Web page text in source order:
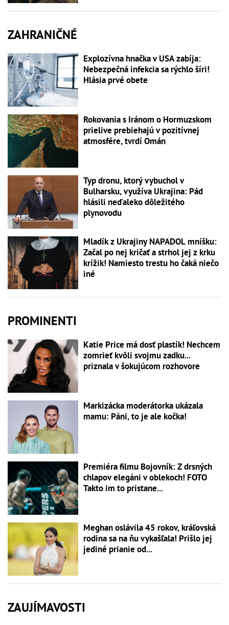
ZAHRANIČNÉ
Explozívna hnačka v USA zabíja:
Nebezpečná infekcia sa rýchlo šíri!
Hlásia prvé obete
Rokovania s Iránom o Hormuzskom
prielive prebiehajú v pozitívnej
atmosfére, tvrdí Omán
Typ dronu, ktorý vybuchol v
Bulharsku, využíva Ukrajina: Pád
hlásili neďaleko dôležitého
plynovodu
Mladík z Ukrajiny NAPADOL mníšku:
Začal po nej kričať a strhol jej z krku
krížik! Namiesto trestu ho čaká niečo
iné
PROMINENTI
Katie Price má dosť plastík! Nechcem
zomrieť kvôli svojmu zadku...
priznala v šokujúcom rozhovore
Markizácka moderátorka ukázala
mamu: Páni, to je ale kočka!
Premiéra filmu Bojovník: Z drsných
chlapov elegáni v oblekoch! FOTO
Takto im to pristane...
Meghan oslávila 45 rokov, kráľovská
rodina sa na ňu vykašľala! Prišlo jej
jediné prianie od...
ZAUJÍMAVOSTI